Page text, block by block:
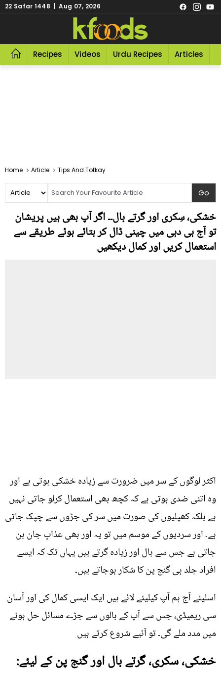
22 Safar 1448 | Aug 07, 2026
Recipes Videos Urdu Recipes Articles
Home Article Tips And Totkay
خشکی، سِکری اور گرتے بال۔۔ اگر آپ بھی ہیں پریشان
تو آج ہی دہی میں چینی ڈال کر بتائے ہوئے طریقے سے
استعمال کریں اور کمال دیکھیں
اکثر لوگوں کے سر میں ضرورت سے زیادہ خشکی ہوتی ہے اور
وہ اتنی ضدی ہوتی ہے کہ کچھ بھی استعمال کرلو جاتی نہیں
ہے بلکہ کھپلیوں کی صورت میں سر کی جڑوں سے چپک جاتی
ہے۔ اور سردیوں کے موسم میں تو یہ اور بھی عذابِ جان بن
جاتی ہے جس سے بال اور زیادہ گرتے ہیں یہاں تک کہ ایسے
افراد جلد ہی گنج پن کا شکار ہوجاتے ہیں۔
اسلیئے آج ہم آپ کیلیئے لائے ہیں ایک ایسی کمال کی اور آسان
سی ریمیڈی، جس سے آپ کے بالوں سے جڑے مسائل حل ہونے
میں مدد ملے گی۔ تو آئیے شروع کرتے ہیں
خشکی، سکری، گرتے بال اور گنج پن کے لیئے: